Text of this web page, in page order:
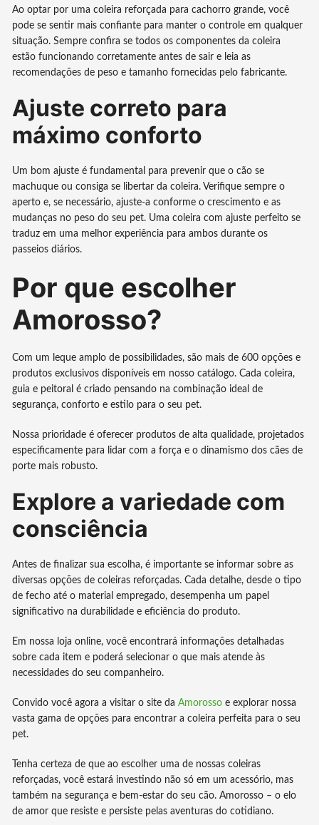
Ao optar por uma coleira reforçada para cachorro grande, você
pode se sentir mais confiante para manter o controle em qualquer
situação. Sempre confira se todos os componentes da coleira
estão funcionando corretamente antes de sair e leia as
recomendações de peso e tamanho fornecidas pelo fabricante.
Ajuste correto para
máximo conforto
Um bom ajuste é fundamental para prevenir que o cão se
machuque ou consiga se libertar da coleira. Verifique sempre o
aperto e, se necessário, ajuste-a conforme o crescimento e as
mudanças no peso do seu pet. Uma coleira com ajuste perfeito se
traduz em uma melhor experiência para ambos durante os
passeios diários.
Por que escolher
Amorosso?
Com um leque amplo de possibilidades, são mais de 600 opções e
produtos exclusivos disponíveis em nosso catálogo. Cada coleira,
guia e peitoral é criado pensando na combinação ideal de
segurança, conforto e estilo para o seu pet.
Nossa prioridade é oferecer produtos de alta qualidade, projetados
especificamente para lidar com a força e o dinamismo dos cães de
porte mais robusto.
Explore a variedade com
consciência
Antes de finalizar sua escolha, é importante se informar sobre as
diversas opções de coleiras reforçadas. Cada detalhe, desde o tipo
de fecho até o material empregado, desempenha um papel
significativo na durabilidade e eficiência do produto.
Em nossa loja online, você encontrará informações detalhadas
sobre cada item e poderá selecionar o que mais atende às
necessidades do seu companheiro.
Convido você agora a visitar o site daAmorosso e explorar nossa
vasta gama de opções para encontrar a coleira perfeita para o seu
pet.
Tenha certeza de que ao escolher uma de nossas coleiras
reforçadas, você estará investindo não só em um acessório, mas
também na segurança e bem-estar do seu cão. Amorosso – o elo
de amor que resiste e persiste pelas aventuras do cotidiano.